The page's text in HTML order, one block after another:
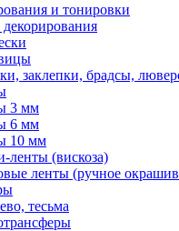
и тонировки
заклепки, брадсы,
3 мм
6 мм
10 мм
ленты (вискоза)
ленты (ручное
тесьма